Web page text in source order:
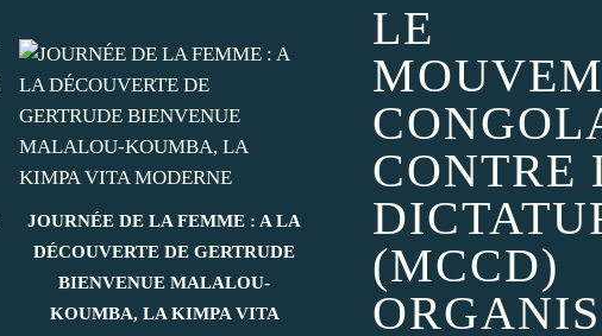
JOURNÉE DE LA FEMME : A LA
DÉCOUVERTE DE GERTRUDE
BIENVENUE MALALOU-
KOUMBA, LA KIMPA VITA
LE
CONTRE
(MCCD)